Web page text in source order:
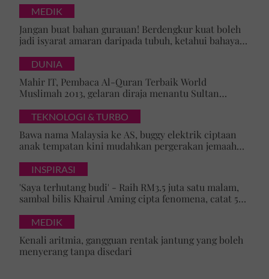
MEDIK
Jangan buat bahan gurauan! Berdengkur kuat boleh
jadi isyarat amaran daripada tubuh, ketahui bahaya
DUNIA
Mahir IT, Pembaca Al-Quran Terbaik World
Muslimah 2013, gelaran diraja menantu Sultan
merta
TEKNOLOGI & TURBO
Bawa nama Malaysia ke AS, buggy elektrik ciptaan
anak tempatan kini mudahkan pergerakan jemaah
INSPIRASI
'Saya terhutang budi' - Raih RM3.5 juta satu malam,
sambal bilis Khairul Aming cipta fenomena, catat 5
MEDIK
Kenali aritmia, gangguan rentak jantung yang boleh
menyerang tanpa disedari